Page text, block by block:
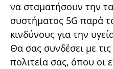
να σταματήσουν την
συστήματος 5G παρά
κινδύνους για την
Θα σας συνδέσει με
πολιτεία σας, όπου οι